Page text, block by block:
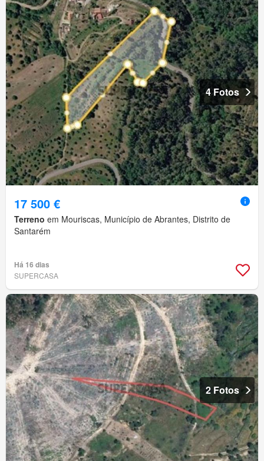
4 Fotos
17 500 €
Terreno em Mouriscas, Município de Abrantes, Distrito de
Santarém
Há 16 dias
SUPERCASA
2 Fotos